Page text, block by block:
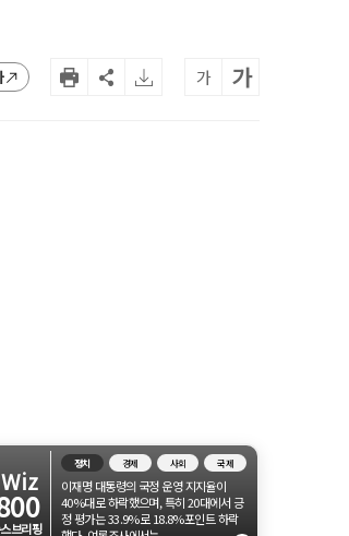
가 가
브리핑
정치 경제 사회 국제
이재명 대통령의 국정 운영 지지율이
40%대로 하락했으며, 특히 20대에서 긍
정 평가는 33.9%로 18.8%포인트 하락